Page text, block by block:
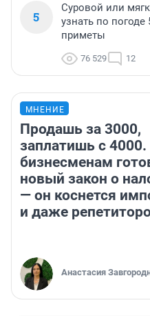
5
Суровой или
узнать по
приметы
76 529 12
МНЕНИЕ
Продашь за 3000,
заплатишь с
бизнесменам
новый закон о
— он коснется
и даже
Анастасия